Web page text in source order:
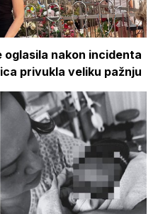
nakon incidenta
privukla veliku pažnju